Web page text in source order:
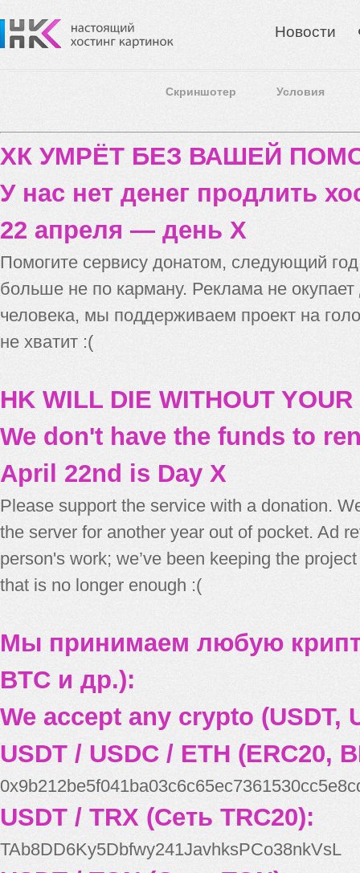
Новости
Скриншотер Условия
ХК УМРЁТ БЕЗ ВАШЕЙ
У нас нет денег продлить
22 апреля — день X
Помогите сервису донатом, следующий
больше не по карману. Реклама не
человека, мы поддерживаем проект на
не хватит :(
HK WILL DIE WITHOUT
We don't have the funds to
April 22nd is Day X
Please support the service with a donation.
the server for another year out of pocket. Ad
person's work; we’ve been keeping the
that is no longer enough :(
Мы принимаем любую
BTC и др.):
We accept any crypto (USDT,
USDT / USDC / ETH (ERC20,
USDT / TRX (Сеть TRC20):
TAb8DD6Ky5Dbfwy241JavhksPCo38nkVsL